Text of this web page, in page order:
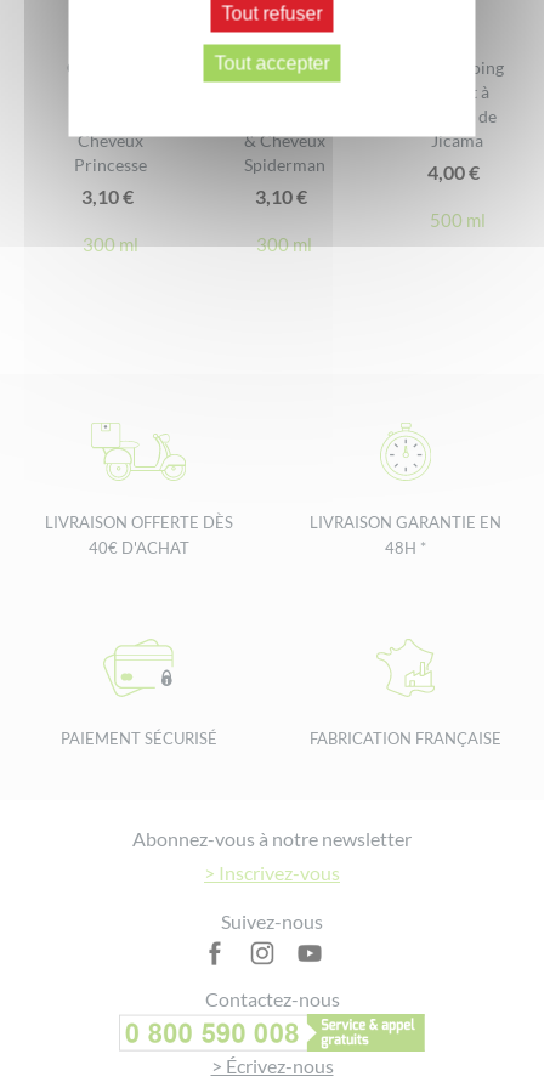
Gel Douche
Cheveux
Princesse
3,10€
300 ml
Gel douche
& Cheveux
Spiderman
3,10€
300 ml
Shampooing
Lissant à
l’extrait de
Jicama
4,00€
500 ml
LIVRAISON OFFERTE DÈS
40€ D'ACHAT
LIVRAISON GARANTIE EN
48H *
PAIEMENT SÉCURISÉ FABRICATION FRANÇAISE
Abonnez-vous à notre newsletter
> Inscrivez-vous
Suivez-nous
Contactez-nous
> Écrivez-nous
Tout refuser
Tout accepter